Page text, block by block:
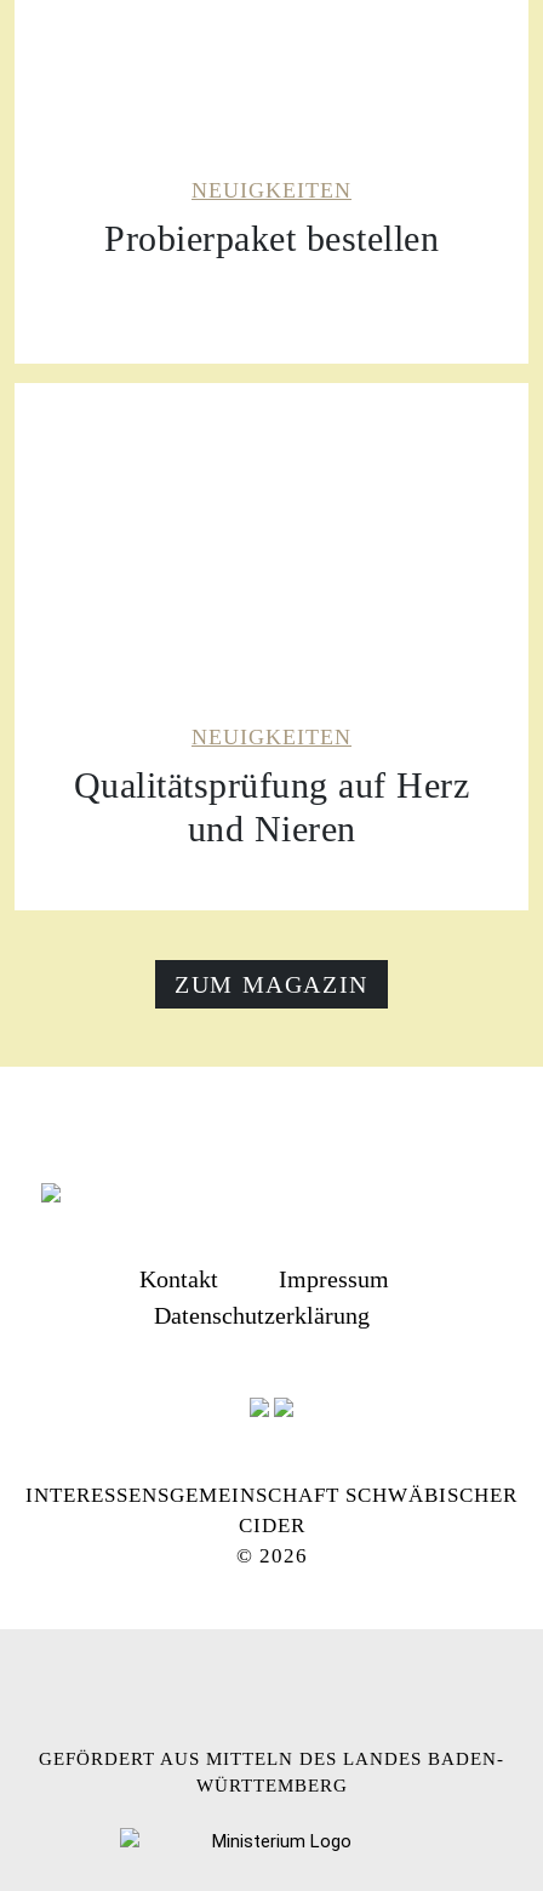
NEUIGKEITEN
Probierpaket bestellen
NEUIGKEITEN
Qualitätsprüfung auf Herz
und Nieren
ZUM MAGAZIN
Kontakt
Impressum
Datenschutzerklärung
INTERESSENSGEMEINSCHAFT SCHWÄBISCHER
CIDER
© 2026
GEFÖRDERT AUS MITTELN DES LANDES BADEN-
WÜRTTEMBERG